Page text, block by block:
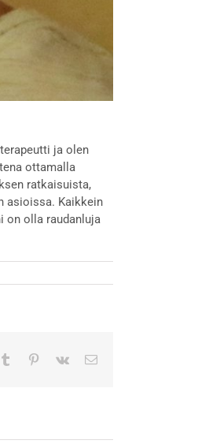
ja olen
ottamalla
ratkaisuista,
asioissa. Kaikkein
on olla raudanluja
Tumblr Pinterest
Vk Sähköposti